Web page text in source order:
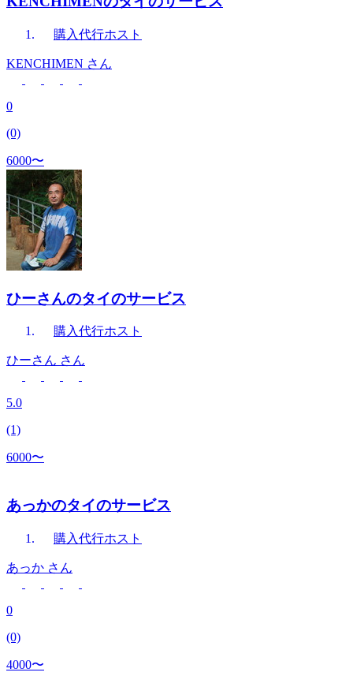
購入代行ホスト
KENCHIMEN さん
0
(0)
6000〜
ひーさんのタイのサービス
購入代行ホスト
ひーさん さん
5.0
(1)
6000〜
あっかのタイのサービス
購入代行ホスト
あっか さん
0
(0)
4000〜